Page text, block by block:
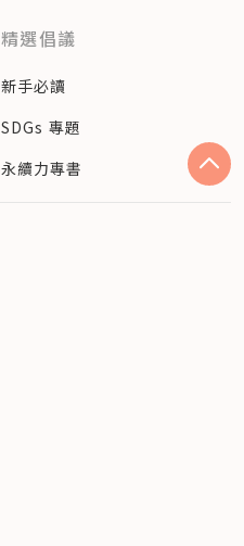
精選倡議
新手必讀
SDGs 專題
永續力專書